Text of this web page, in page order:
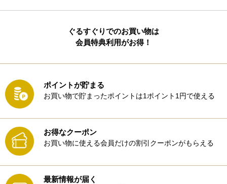
ぐるすぐりでのお買い物は
会員特典利用がお得！
ポイントが貯まる
お買い物で貯まったポイントは1ポイント1円で使える
お得なクーポン
お買い物に使える会員だけの割引クーポンがもらえる
最新情報が届く